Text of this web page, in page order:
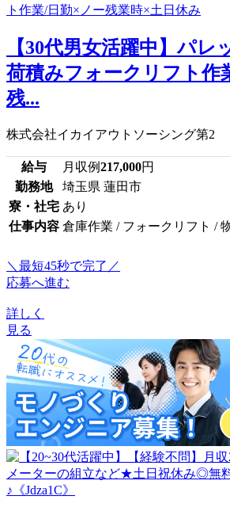
【30代男女活躍中】パレ
荷積みフォークリフト作
残...
株式会社イカイアウトソーシング第2
給与 月収例217,000円
勤務地
埼玉県 蓮田市
寮・社宅 あり
仕事内容 倉庫作業 / フォークリフト /
＼最短45秒で完了／
応募へ進む
詳しく
見る